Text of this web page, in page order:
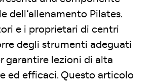
dell’allenamento Pilates.
e i proprietari di centri
degli strumenti adeguati
garantire lezioni di alta
ed efficaci. Questo articolo